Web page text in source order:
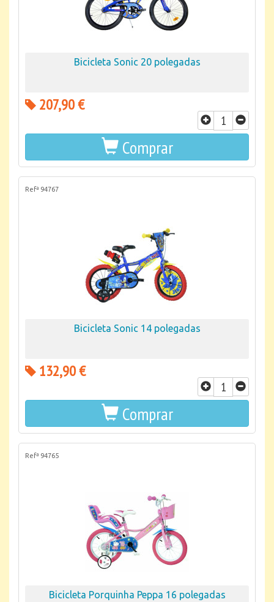
Bicicleta Sonic 20 polegadas
207,90 €
Comprar
Refª 94767
Bicicleta Sonic 14 polegadas
132,90 €
Comprar
Refª 94765
Bicicleta Porquinha Peppa 16 polegadas